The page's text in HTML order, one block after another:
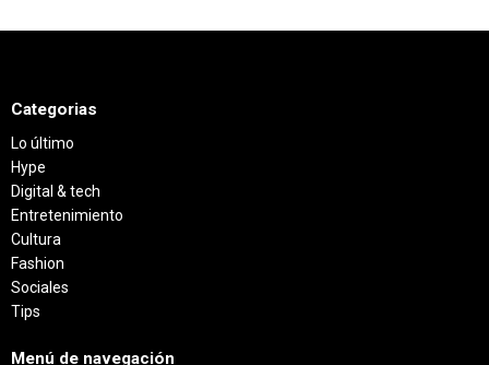
Categorias
Lo último
Hype
Digital & tech
Entretenimiento
Cultura
Fashion
Sociales
Tips
Menú de navegación